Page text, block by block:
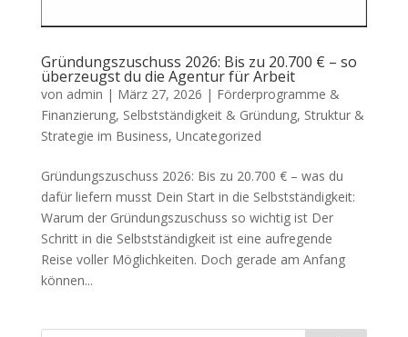
Gründungszuschuss 2026: Bis zu 20.700 € – so
überzeugst du die Agentur für Arbeit
von admin | März 27, 2026 | Förderprogramme &
Finanzierung, Selbstständigkeit & Gründung, Struktur &
Strategie im Business, Uncategorized
Gründungszuschuss 2026: Bis zu 20.700 € – was du
dafür liefern musst Dein Start in die Selbstständigkeit:
Warum der Gründungszuschuss so wichtig ist Der
Schritt in die Selbstständigkeit ist eine aufregende
Reise voller Möglichkeiten. Doch gerade am Anfang
können...